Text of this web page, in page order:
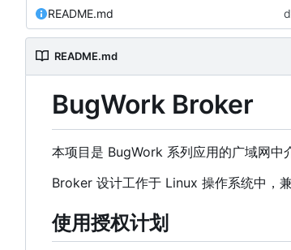
README.md
README.md
BugWork Broker
本项目是 BugWork 系列应用的广域网中
Broker 设计工作于 Linux 操作系统中，
使用授权计划